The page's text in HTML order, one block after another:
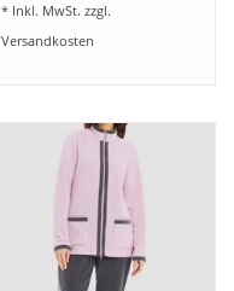
* Inkl. MwSt. zzgl.
Versandkosten